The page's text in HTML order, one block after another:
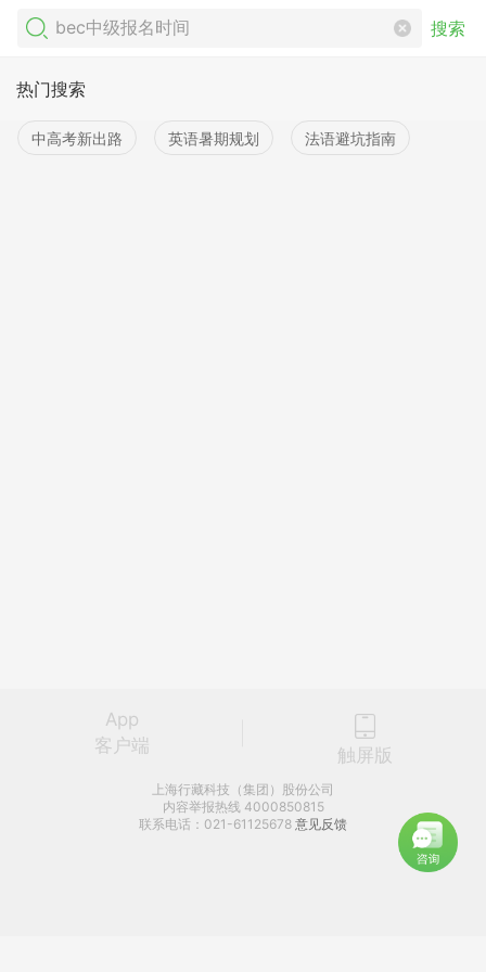
搜索
热门搜索
中高考新出路 英语暑期规划 法语避坑指南
App
客户端
触屏版
上海行藏科技（集团）股份公司
内容举报热线 4000850815
联系电话：021-61125678 意见反馈